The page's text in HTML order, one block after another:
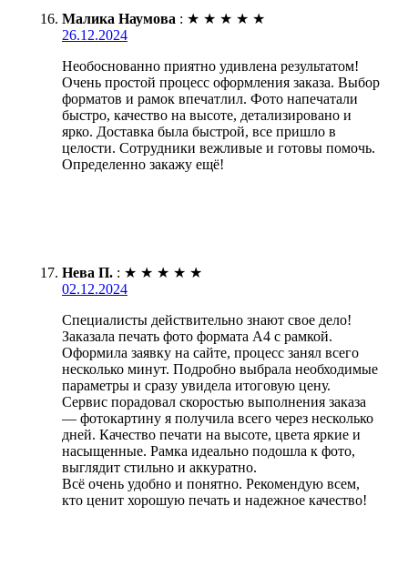
Малика Наумова : ★ ★ ★ ★ ★
26.12.2024
Необоснованно приятно удивлена результатом!
Очень простой процесс оформления заказа. Выбор
форматов и рамок впечатлил. Фото напечатали
быстро, качество на высоте, детализировано и
ярко. Доставка была быстрой, все пришло в
целости. Сотрудники вежливые и готовы помочь.
Определенно закажу ещё!
Нева П. : ★ ★ ★ ★ ★
02.12.2024
Специалисты действительно знают свое дело!
Заказала печать фото формата А4 с рамкой.
Оформила заявку на сайте, процесс занял всего
несколько минут. Подробно выбрала необходимые
параметры и сразу увидела итоговую цену.
Сервис порадовал скоростью выполнения заказа
— фотокартину я получила всего через несколько
дней. Качество печати на высоте, цвета яркие и
насыщенные. Рамка идеально подошла к фото,
выглядит стильно и аккуратно.
Всё очень удобно и понятно. Рекомендую всем,
кто ценит хорошую печать и надежное качество!